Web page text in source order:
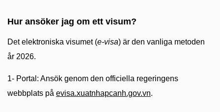
Hur ansöker jag om ett visum?
Det elektroniska visumet (e-visa) är den vanliga metoden
år 2026.
1- Portal: Ansök genom den officiella regeringens
webbplats på evisa.xuatnhapcanh.gov.vn.